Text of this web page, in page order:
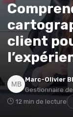
client
Marc-Olivier
Gestionnaire
12 min de lecture